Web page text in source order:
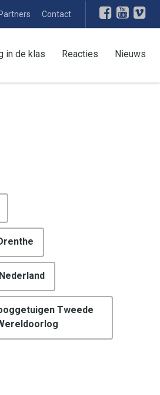
Partners Contact
in de klas Reacties Nieuws
Tweede